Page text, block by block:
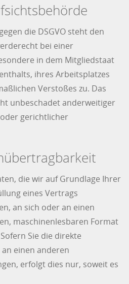
die DSGVO steht den
bei einer
in dem Mitgliedstaat
ihres Arbeitsplatzes
Verstoßes zu. Das
unbeschadet anderweitiger
gerichtlicher
die wir auf Grundlage Ihrer
eines Vertrags
an sich oder an einen
maschinenlesbaren Format
Sie die direkte
einen anderen
erfolgt dies nur, soweit es